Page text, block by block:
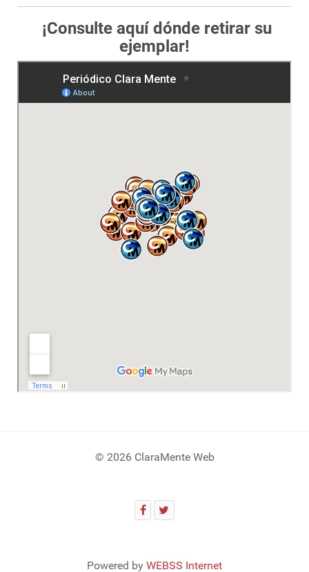
¡Consulte aquí dónde retirar su
ejemplar!
© 2026 ClaraMente Web
Powered by WEBSS Internet